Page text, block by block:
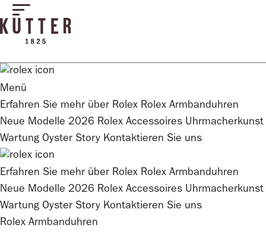
Menü
Erfahren Sie mehr über Rolex Rolex Armbanduhren
Neue Modelle 2026 Rolex Accessoires Uhrmacherkunst
Wartung Oyster Story Kontaktieren Sie uns
Erfahren Sie mehr über Rolex Rolex Armbanduhren
Neue Modelle 2026 Rolex Accessoires Uhrmacherkunst
Wartung Oyster Story Kontaktieren Sie uns
Rolex Armbanduhren